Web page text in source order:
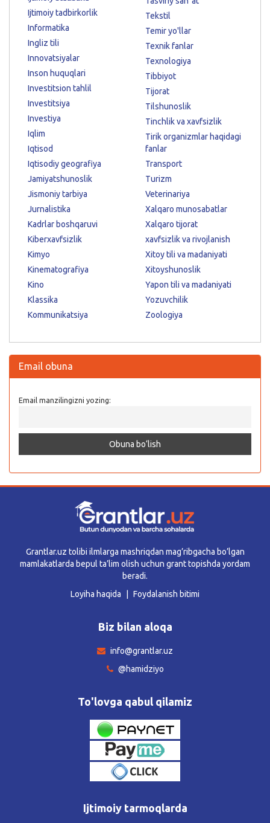
Ijtimoiy tadbirkorlik
Informatika
Ingliz tili
Innovatsiyalar
Inson huquqlari
Investitsion tahlil
Investitsiya
Investiya
Iqlim
Iqtisod
Iqtisodiy geografiya
Jamiyatshunoslik
Jismoniy tarbiya
Jurnalistika
Kadrlar boshqaruvi
Kiberxavfsizlik
Kimyo
Kinematografiya
Kino
Klassika
Kommunikatsiya
Tekstil
Temir yo'llar
Texnik fanlar
Texnologiya
Tibbiyot
Tijorat
Tilshunoslik
Tinchlik va xavfsizlik
Tirik organizmlar haqidagi
fanlar
Transport
Turizm
Veterinariya
Xalqaro munosabatlar
Xalqaro tijorat
xavfsizlik va rivojlanish
Xitoy tili va madaniyati
Xitoyshunoslik
Yapon tili va madaniyati
Yozuvchilik
Zoologiya
Email obuna
Email manzilingizni yozing:
Grantlar.uz tolibi ilmlarga mashriqdan mag’ribgacha bo’lgan
mamlakatlarda bepul ta’lim olish uchun grant topishda yordam
beradi.
Loyiha haqida
Foydalanish bitimi
Biz bilan aloqa
info@grantlar.uz
@hamidziyo
To'lovga qabul qilamiz
Ijtimoiy tarmoqlarda